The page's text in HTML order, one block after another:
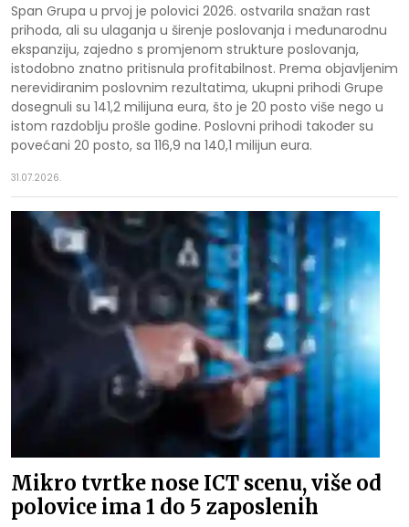
Span Grupa u prvoj je polovici 2026. ostvarila snažan rast
prihoda, ali su ulaganja u širenje poslovanja i međunarodnu
ekspanziju, zajedno s promjenom strukture poslovanja,
istodobno znatno pritisnula profitabilnost. Prema objavljenim
nerevidiranim poslovnim rezultatima, ukupni prihodi Grupe
dosegnuli su 141,2 milijuna eura, što je 20 posto više nego u
istom razdoblju prošle godine. Poslovni prihodi također su
povećani 20 posto, sa 116,9 na 140,1 milijun eura.
31.07.2026.
Mikro tvrtke nose ICT scenu, više od
polovice ima 1 do 5 zaposlenih